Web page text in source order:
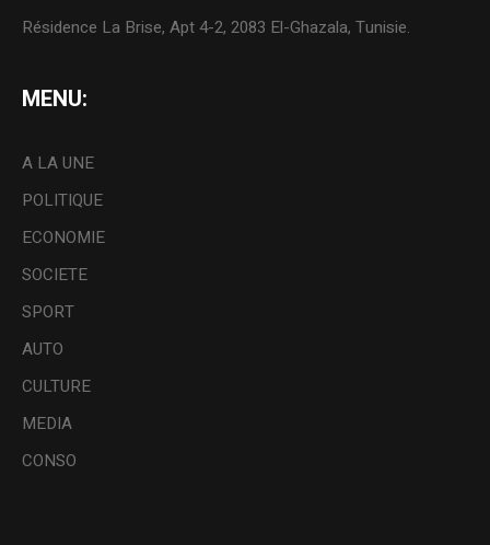
Résidence La Brise, Apt 4-2, 2083 El-Ghazala, Tunisie.
MENU:
A LA UNE
POLITIQUE
ECONOMIE
SOCIETE
SPORT
AUTO
CULTURE
MEDIA
CONSO